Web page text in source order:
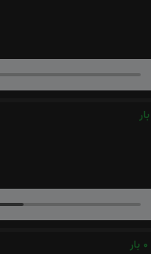
بار
0 بار